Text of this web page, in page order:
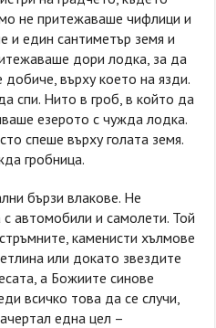
не притежаваше чифлици и
и един сантиметър земя и
дори лодка, за да
върху което на язди.
спи. Нито в гроб, в който да
езерото с чужда лодка.
спеше върху голата земя.
гробница.
бързи влакове. Не
автомобили и самолети. Той
каменисти хълмове
или докато звездите
а Божиите синове
всичко това да се случи,
една цел –